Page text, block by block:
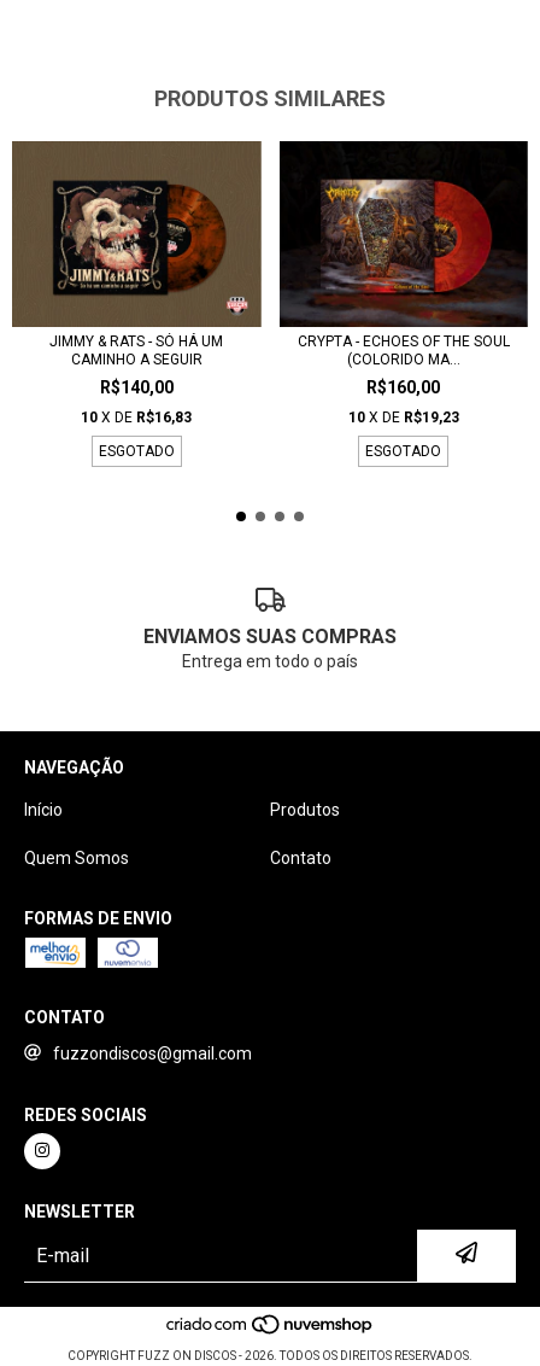
PRODUTOS SIMILARES
JIMMY & RATS - SÓ HÁ UM
CAMINHO A SEGUIR
R$140,00
10 X DE R$16,83
ESGOTADO
CRYPTA - ECHOES OF THE SOUL
(COLORIDO MA...
R$160,00
10 X DE R$19,23
ESGOTADO
ENVIAMOS SUAS COMPRAS
Entrega em todo o país
NAVEGAÇÃO
Início Produtos
Quem Somos Contato
FORMAS DE ENVIO
CONTATO
fuzzondiscos@gmail.com
REDES SOCIAIS
NEWSLETTER
COPYRIGHT FUZZ ON DISCOS - 2026. TODOS OS DIREITOS RESERVADOS.